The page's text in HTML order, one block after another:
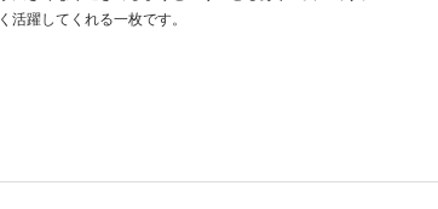
活躍してくれる一枚です。